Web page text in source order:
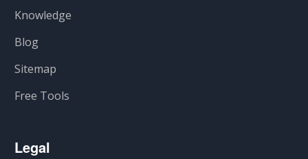
Knowledge
Blog
Sitemap
Free Tools
Legal